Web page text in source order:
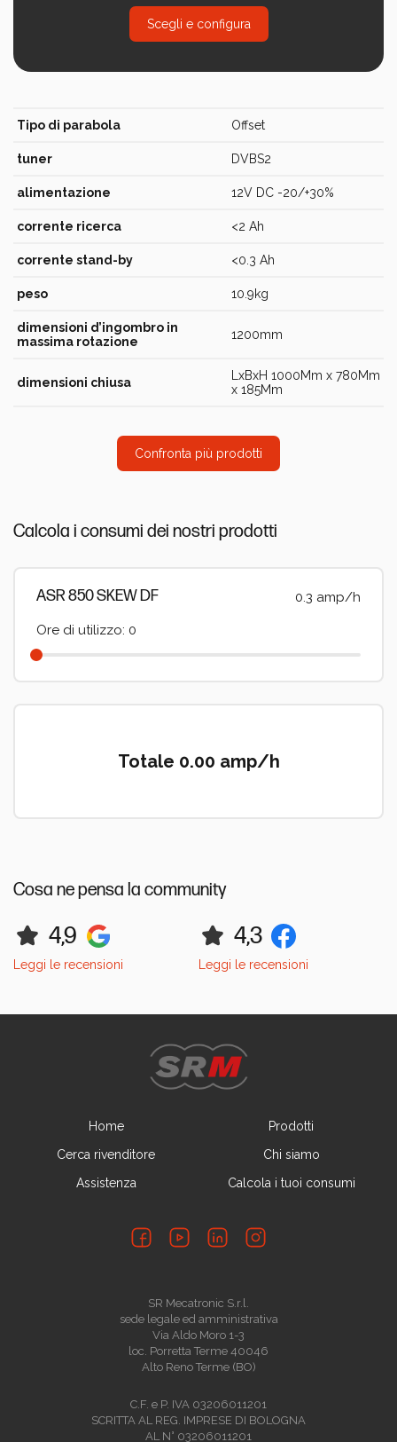
Scegli e configura
Tipo di parabola Offset
tuner DVBS2
alimentazione 12V DC -20/+30%
corrente ricerca <2 Ah
corrente stand-by <0.3 Ah
peso 10.9kg
dimensioni d’ingombro in
massima rotazione
1200mm
dimensioni chiusa
LxBxH 1000Mm x 780Mm
x 185Mm
Confronta più prodotti
Calcola i consumi dei nostri prodotti
ASR 850 SKEW DF 0.3 amp/h
Ore di utilizzo: 0
Totale 0.00 amp/h
Cosa ne pensa la community
4,9
Leggi le recensioni
4,3
Leggi le recensioni
Home
Prodotti
Cerca rivenditore
Chi siamo
Assistenza
Calcola i tuoi consumi
SR Mecatronic S.r.l.
sede legale ed amministrativa
Via Aldo Moro 1-3
loc. Porretta Terme 40046
Alto Reno Terme (BO)
C.F. e P. IVA 03206011201
SCRITTA AL REG. IMPRESE DI BOLOGNA
AL N° 03206011201